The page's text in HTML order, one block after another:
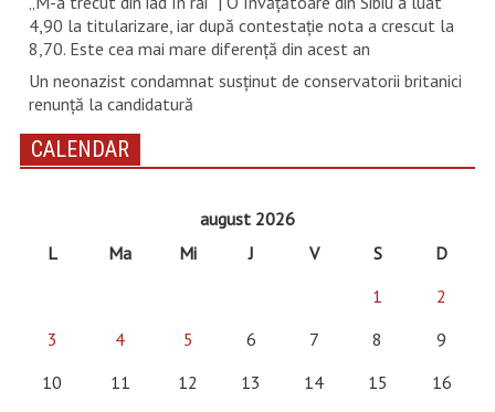
4,90 la titularizare, iar după contestație nota a crescut la
8,70. Este cea mai mare diferență din acest an
Un neonazist condamnat susţinut de conservatorii britanici
renunţă la candidatură
CALENDAR
august 2026
L
Ma Mi J V S
D
1
2
3
4 5 6 7 8
9
10
11 12 13 14 15
16